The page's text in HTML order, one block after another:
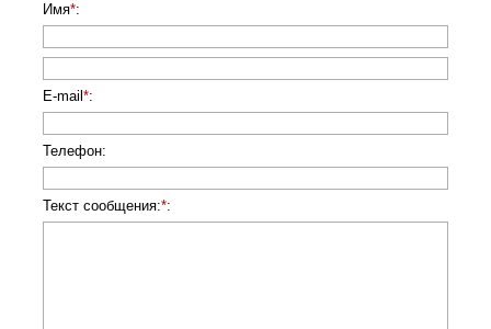
Имя*:
E-mail *:
Телефон:
Текст сообщения:*: